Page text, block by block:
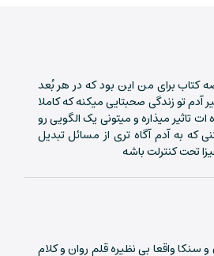
رضایت از خودت.
نامه‌های یک رواقی یه جور سکوت
نسیم توی شلوغی. یه یادآوری که
کنی، لازم نیست همیشه نگران
نفس بکشی، و تصمیم بگیری که
آماده می‌گرده، شاید این کتاب
نمی‌ده. سؤال می‌پرسه. ذهن رو
دست از قربانی بودن برداره.
کتاب برای من این بود که در هر بُعد
آدم تو زندگی صحبتایی میکنه که کاملا
تاثیر میذاره و میتونی یک الگویی رو
که به آدم آگاه تری از مسائل تبدیل
تحت کنترلت باشه
سنکا واقعا بی نظیره قلم روان و کلام